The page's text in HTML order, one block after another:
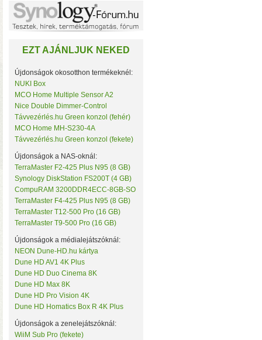
Noname
NorStone
NorthQ
Omega Optical
OWC
Philio Technology
Poly Control
Popp
Qubino
Remotec
Seagate
Sensative
Shelly
Silicon Labs
Silicon Power
Skydigital
SmartWise
Sonnet
Synology
Targus
Távvezérlés.hu
Tenda
TerraMaster
ThirdReality
TKB Home
Twelve South
Ubiquiti
EZT AJÁNLJUK NEKED
Újdonságok okosotthon termékeknél:
NUKI Box
MCO Home Multiple Sensor A2
Nice Double Dimmer-Control
Távvezérlés.hu Green konzol (fehér)
MCO Home MH-S230-4A
Távvezérlés.hu Green konzol (fekete)
Újdonságok a NAS-oknál:
TerraMaster F2-425 Plus N95 (8 GB)
Synology DiskStation FS200T (4 GB)
CompuRAM 3200DDR4ECC-8GB-SO
TerraMaster F4-425 Plus N95 (8 GB)
TerraMaster T12-500 Pro (16 GB)
TerraMaster T9-500 Pro (16 GB)
Újdonságok a médialejátszóknál:
NEON Dune-HD.hu kártya
Dune HD AV1 4K Plus
Dune HD Duo Cinema 8K
Dune HD Max 8K
Dune HD Pro Vision 4K
Dune HD Homatics Box R 4K Plus
Újdonságok a zenelejátszóknál:
WiiM Sub Pro (fekete)